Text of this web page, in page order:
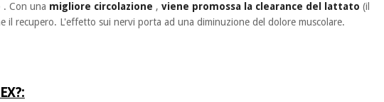
. Con una migliore circolazione ,viene promossa la clearance del lattato (il
il recupero. L'effetto sui nervi porta ad una diminuzione del dolore muscolare.